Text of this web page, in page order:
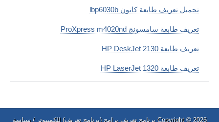
تحميل تعريف طابعة كانون lbp6030b
تعريف طابعة سامسونج ProXpress m4020nd
تعريف طابعة HP DeskJet 2130
تعريف طابعة HP LaserJet 1320
Copyright © 2026 برنامج تعريف برامج (برنامج تعريف) للكمبيوتر /سياسة